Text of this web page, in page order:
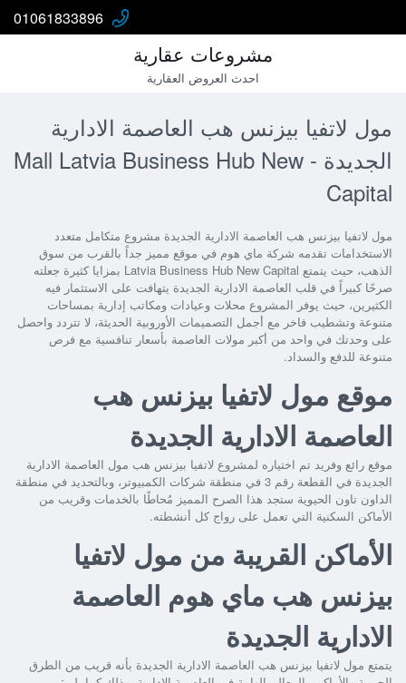
01061833896
مشروعات عقارية
احدث العروض العقارية
مول لاتفيا بيزنس هب العاصمة الادارية
الجديدة - Mall Latvia Business Hub New
Capital
مول لاتفيا بيزنس هب العاصمة الادارية الجديدة مشروع متكامل متعدد
الاستخدامات تقدمه شركة ماي هوم في موقع مميز جداً بالقرب من سوق
الذهب، حيث يتمتع Latvia Business Hub New Capital بمزايا كثيرة جعلته
صرحًا كبيراً في قلب العاصمة الادارية الجديدة يتهافت على الاستثمار فيه
الكثيرين، حيث يوفر المشروع محلات وعيادات ومكاتب إدارية بمساحات
متنوعة وتشطيب فاخر مع أجمل التصميمات الأوروبية الحديثة، لا تتردد واحصل
على وحدتك في واحد من أكبر مولات العاصمة بأسعار تنافسية مع فرص
متنوعة للدفع والسداد.
موقع مول لاتفيا بيزنس هب
العاصمة الادارية الجديدة
موقع رائع وفريد تم اختياره لمشروع لاتفيا بيزنس هب مول العاصمة الادارية
الجديدة
في القطعة رقم 3 في منطقة شركات الكمبيوتر، وبالتحديد في منطقة
الداون تاون الحيوية ستجد هذا الصرح المميز مُحاطًا بالخدمات وقريب من
الأماكن السكنية التي تعمل على رواج كل أنشطته.
الأماكن القريبة من مول لاتفيا
بيزنس هب ماي هوم العاصمة
الادارية الجديدة
يتمتع مول لاتفيا بيزنس هب العاصمة الادارية الجديدة بأنه قريب من الطرق